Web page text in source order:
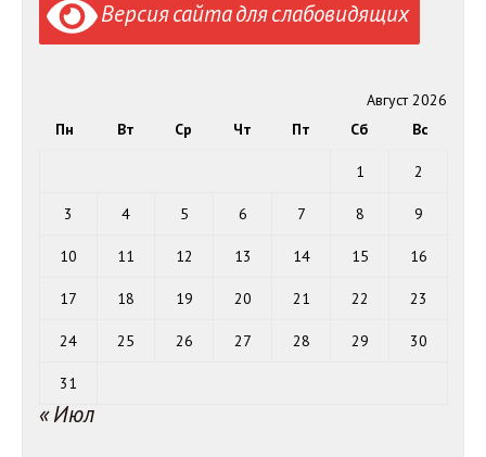
Версия сайта для слабовидящих
Август 2026
Пн
Вт Ср Чт Пт Сб Вс
1 2
3 4 5 6 7 8 9
10 11 12 13 14 15 16
17 18 19 20 21 22 23
24 25 26 27 28 29 30
31
« Июл